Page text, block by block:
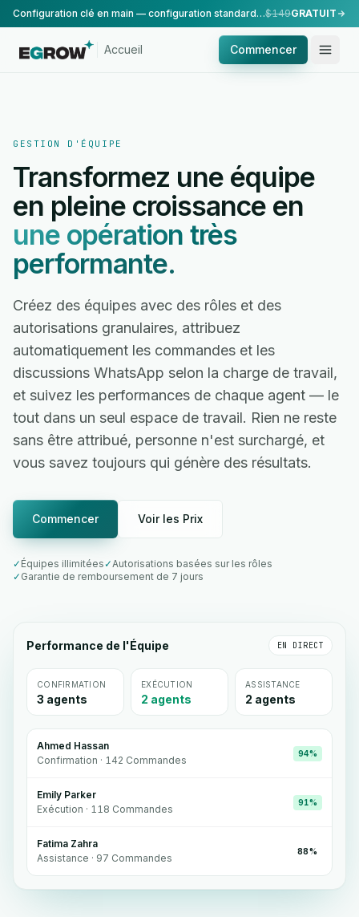
Configuration clé en main — configuration standard, réalisée par notre équipe.$149GRATUIT
Accueil Commencer
GESTION D'ÉQUIPE
Transformez une équipe
en pleine croissance en
une opération très
performante.
Créez des équipes avec des rôles et des
autorisations granulaires, attribuez
automatiquement les commandes et les
discussions WhatsApp selon la charge de travail,
et suivez les performances de chaque agent — le
tout dans un seul espace de travail. Rien ne reste
sans être attribué, personne n'est surchargé, et
vous savez toujours qui génère des résultats.
Commencer Voir les Prix
✓ Équipes illimitées ✓Autorisations basées sur les rôles
✓ Garantie de remboursement de 7 jours
Performance de l'Équipe EN DIRECT
CONFIRMATION
3 agents
EXÉCUTION
2 agents
ASSISTANCE
2 agents
Ahmed Hassan
Confirmation · 142 Commandes
94%
Emily Parker
Exécution · 118 Commandes
91%
Fatima Zahra
Assistance · 97 Commandes
88%